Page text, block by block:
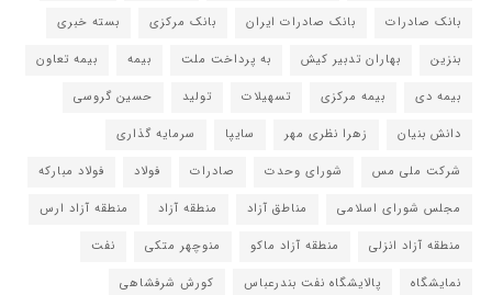
بانک صادرات
بانک صادرات ایران بانک مرکزی
بسته خبری
بنزین
بهاران تدبیر کیش به پرداخت ملت بیمه
بیمه تعاون
بیمه دی
بیمه مرکزی تسهیلات تولید
حسین گروسی
دانش بنیان
زهرا نظری مهر سایپا
سرمایه گذاری
شرکت ملی مس
شورای وحدت صادرات فولاد
فولاد مبارکه
مجلس شورای اسلامی
مناطق آزاد منطقه آزاد
منطقه آزاد ارس
منطقه آزاد انزلی
منطقه آزاد ماکو منوچهر متکی
نفت
نمایشگاه
پالایشگاه نفت بندرعباس
کورش شرفشاهی